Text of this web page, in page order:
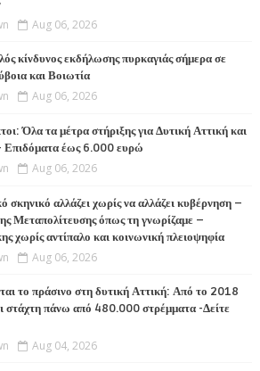
Aug 06, 2026
κίνδυνος εκδήλωσης πυρκαγιάς σήμερα σε
και Βοιωτία
Aug 06, 2026
Όλα τα μέτρα στήριξης για Δυτική Αττική και
Επιδόματα έως 6.000 ευρώ
Aug 06, 2026
σκηνικό αλλάζει χωρίς να αλλάζει κυβέρνηση –
Μεταπολίτευσης όπως τη γνωρίζαμε –
χωρίς αντίπαλο και κοινωνική πλειοψηφία
Aug 06, 2026
το πράσινο στη δυτική Αττική: Από το 2018
στάχτη πάνω από 480.000 στρέμματα -Δείτε
Aug 04, 2026